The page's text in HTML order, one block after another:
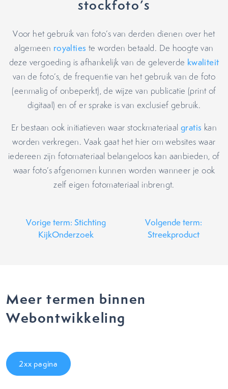
stockfoto’s
Voor het gebruik van foto’s van derden dienen over het
algemeen royalties te worden betaald. De hoogte van
deze vergoeding is afhankelijk van de geleverde kwaliteit
van de foto’s, de frequentie van het gebruik van de foto
(eenmalig of onbeperkt), de wijze van publicatie (print of
digitaal) en of er sprake is van exclusief gebruik.
Er bestaan ook initiatieven waar stockmateriaalgratis kan
worden verkregen. Vaak gaat het hier om websites waar
iedereen zijn fotomateriaal belangeloos kan aanbieden, of
waar foto’s afgenomen kunnen worden wanneer je ook
zelf eigen fotomateriaal inbrengt.
Vorige term: Stichting
KijkOnderzoek
Volgende term:
Streekproduct
Meer termen binnen
Webontwikkeling
2xx pagina